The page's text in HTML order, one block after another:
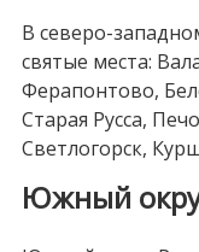
В северо-
святые места:
Ферапонтово,
Старая Русса,
Светлогорск,
Южный